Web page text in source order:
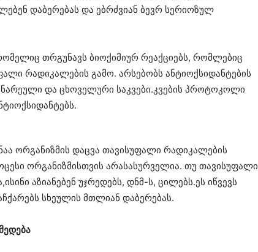
დაბერებას და ებრძვიან ბევრ სერიოზულ
თრგუნავს ბიოქიმიურ რეაქციებს, რომლებიც
რადიკალების გამო. არსებობს ანტიოქსიდანტების
და ცხოველური საკვები.კვების პროტოკოლი
ორგანიზმის დაცვა თავისუფალი რადიკალების
ორგანიზმისთვის არასასურველია. თუ თავისუფალი
აზიანებენ უჯრედებს, დნმ-ს, ცილებს.ეს იწვევს
სხეულის მთლიან დაბერებას.